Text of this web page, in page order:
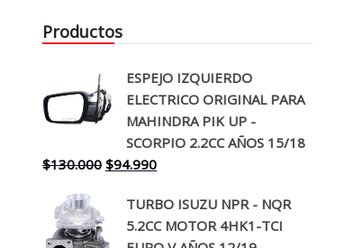
Productos
ESPEJO IZQUIERDO
ELECTRICO ORIGINAL PARA
MAHINDRA PIK UP -
SCORPIO 2.2CC AÑOS 15/18
$130.000 El
original
era:
$94.990El
actual
es:
TURBO ISUZU NPR - NQR
5.2CC MOTOR 4HK1-TCI